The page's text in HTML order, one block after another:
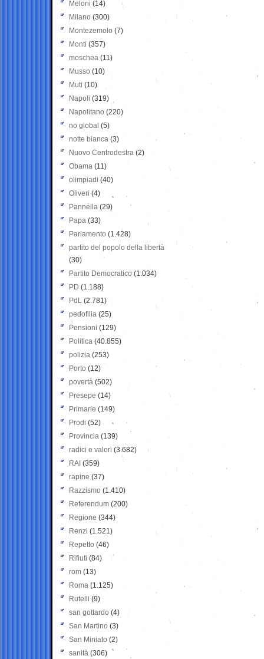
Meloni (14)
Milano (300)
Montezemolo (7)
Monti (357)
moschea (11)
Musso (10)
Muti (10)
Napoli (319)
Napolitano (220)
no global (5)
notte bianca (3)
Nuovo Centrodestra (2)
Obama (11)
olimpiadi (40)
Oliveri (4)
Pannella (29)
Papa (33)
Parlamento (1.428)
partito del popolo della libertà
(30)
Partito Democratico (1.034)
PD (1.188)
PdL (2.781)
pedofilia (25)
Pensioni (129)
Politica (40.855)
polizia (253)
Porto (12)
povertà (502)
Presepe (14)
Primarie (149)
Prodi (52)
Provincia (139)
radici e valori (3.682)
RAI (359)
rapine (37)
Razzismo (1.410)
Referendum (200)
Regione (344)
Renzi (1.521)
Repetto (46)
Rifiuti (84)
rom (13)
Roma (1.125)
Rutelli (9)
san gottardo (4)
San Martino (3)
San Miniato (2)
sanità (306)